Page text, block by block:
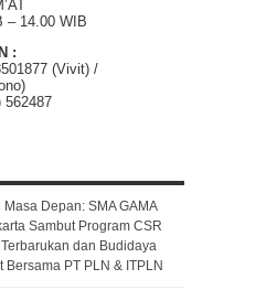
– 14.00 WIB
:
(Vivit) /
562487
Depan: SMA GAMA
Sambut Program CSR
dan Budidaya
Bersama PT PLN & ITPLN